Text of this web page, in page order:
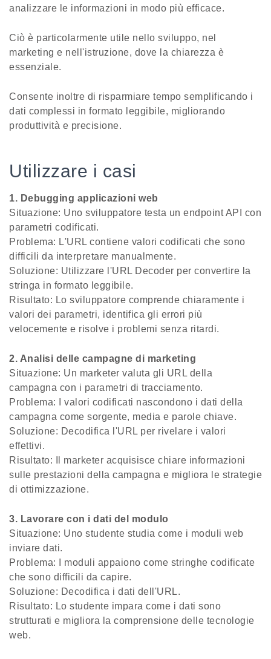
analizzare le informazioni in modo più efficace.
Ciò è particolarmente utile nello sviluppo, nel
marketing e nell'istruzione, dove la chiarezza è
essenziale.
Consente inoltre di risparmiare tempo semplificando i
dati complessi in formato leggibile, migliorando
produttività e precisione.
Utilizzare i casi
1. Debugging applicazioni web
Situazione: Uno sviluppatore testa un endpoint API con
parametri codificati.
Problema: L'URL contiene valori codificati che sono
difficili da interpretare manualmente.
Soluzione: Utilizzare l'URL Decoder per convertire la
stringa in formato leggibile.
Risultato: Lo sviluppatore comprende chiaramente i
valori dei parametri, identifica gli errori più
velocemente e risolve i problemi senza ritardi.
2. Analisi delle campagne di marketing
Situazione: Un marketer valuta gli URL della
campagna con i parametri di tracciamento.
Problema: I valori codificati nascondono i dati della
campagna come sorgente, media e parole chiave.
Soluzione: Decodifica l'URL per rivelare i valori
effettivi.
Risultato: Il marketer acquisisce chiare informazioni
sulle prestazioni della campagna e migliora le strategie
di ottimizzazione.
3. Lavorare con i dati del modulo
Situazione: Uno studente studia come i moduli web
inviare dati.
Problema: I moduli appaiono come stringhe codificate
che sono difficili da capire.
Soluzione: Decodifica i dati dell'URL.
Risultato: Lo studente impara come i dati sono
strutturati e migliora la comprensione delle tecnologie
web.